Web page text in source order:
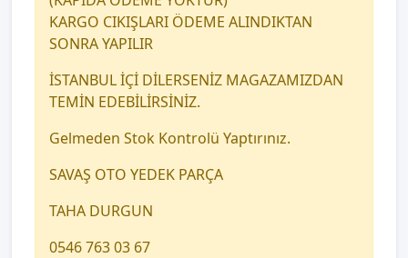
KARGO CIKIŞLARI ÖDEME ALINDIKTAN
SONRA YAPILIR
İSTANBUL İÇİ DİLERSENİZ MAGAZAMIZDAN
TEMİN EDEBİLİRSİNİZ.
Gelmeden Stok Kontrolü Yaptırınız.
SAVAŞ OTO YEDEK PARÇA
TAHA DURGUN
0546 763 03 67